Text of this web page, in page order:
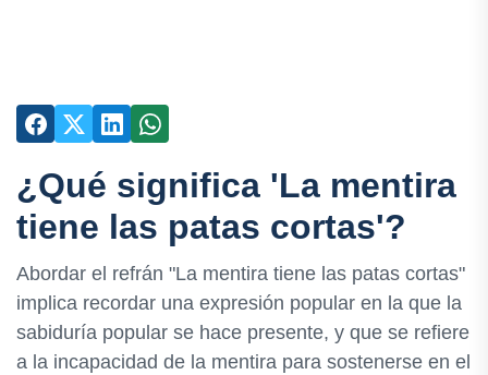
¿Qué significa 'La mentira
tiene las patas cortas'?
Abordar el refrán "La mentira tiene las patas cortas"
implica recordar una expresión popular en la que la
sabiduría popular se hace presente, y que se refiere
a la incapacidad de la mentira para sostenerse en el